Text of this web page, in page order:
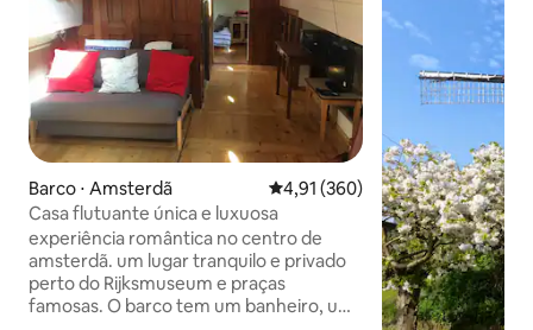
Barco ⋅ Amsterdã 4,91 de uma avaliação média de
4,91 (360)
Casa flutuante única e luxuosa
experiência romântica no centro de
amsterdã. um lugar tranquilo e privado
perto do Rijksmuseum e praças
famosas. O barco tem um banheiro, um